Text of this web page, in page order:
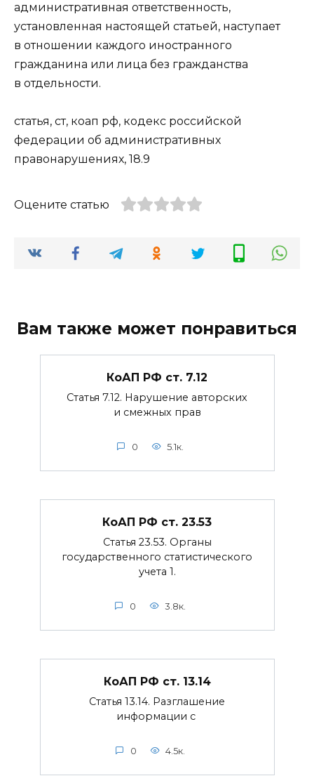
административная ответственность,
установленная настоящей статьей, наступает
в отношении каждого иностранного
гражданина или лица без гражданства
в отдельности.
статья, ст, коап рф, кодекс российской
федерации об административных
правонарушениях, 18.9
Оцените статью
Вам также может понравиться
КоАП РФ ст. 7.12
Статья 7.12. Нарушение авторских
и смежных прав
0 5.1к.
КоАП РФ ст. 23.53
Статья 23.53. Органы
государственного статистического
учета 1.
0 3.8к.
КоАП РФ ст. 13.14
Статья 13.14. Разглашение
информации с
0 4.5к.